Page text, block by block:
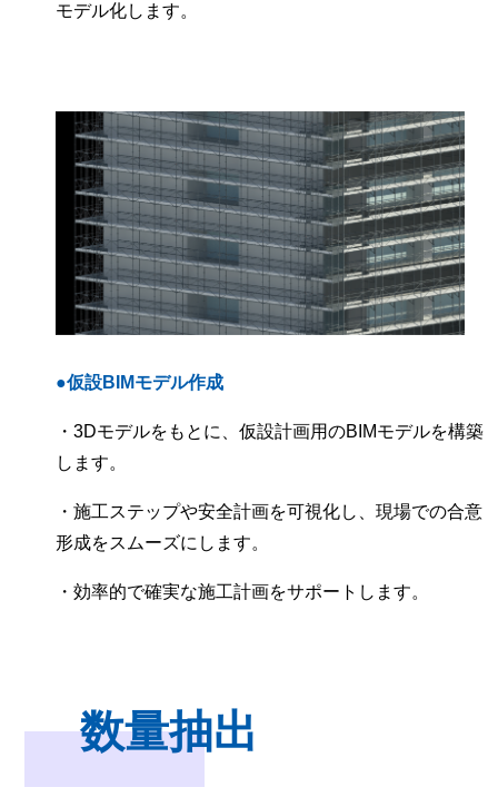
モデル化します。
●仮設BIMモデル作成
・3Dモデルをもとに、仮設計画用のBIMモデルを構築
します。
・施工ステップや安全計画を可視化し、現場での合意
形成をスムーズにします。
・効率的で確実な施工計画をサポートします。
数量抽出